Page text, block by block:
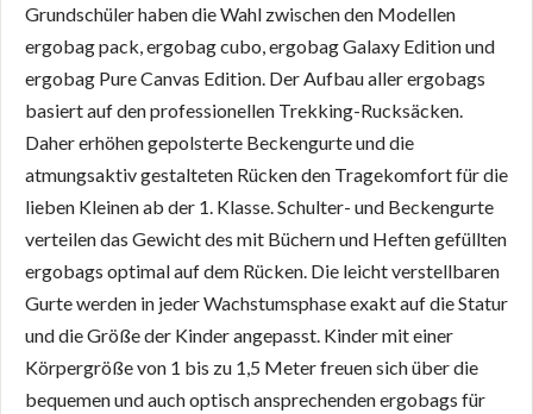
Grundschüler haben die Wahl zwischen den Modellen
ergobag pack, ergobag cubo, ergobag Galaxy Edition und
ergobag Pure Canvas Edition. Der Aufbau aller ergobags
basiert auf den professionellen Trekking-Rucksäcken.
Daher erhöhen gepolsterte Beckengurte und die
atmungsaktiv gestalteten Rücken den Tragekomfort für die
lieben Kleinen ab der 1. Klasse. Schulter- und Beckengurte
verteilen das Gewicht des mit Büchern und Heften gefüllten
ergobags optimal auf dem Rücken. Die leicht verstellbaren
Gurte werden in jeder Wachstumsphase exakt auf die Statur
und die Größe der Kinder angepasst. Kinder mit einer
Körpergröße von 1 bis zu 1,5 Meter freuen sich über die
bequemen und auch optisch ansprechenden ergobags für